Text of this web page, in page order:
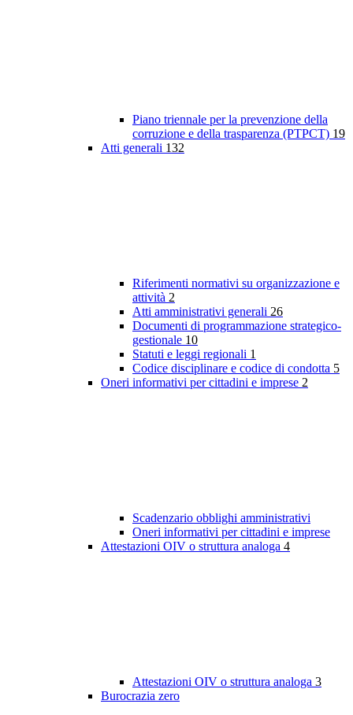
Piano triennale per la prevenzione della
corruzione e della trasparenza (PTPCT) 19
Atti generali 132
Riferimenti normativi su organizzazione e
attività 2
Atti amministrativi generali 26
Documenti di programmazione strategico-
gestionale 10
Statuti e leggi regionali 1
Codice disciplinare e codice di condotta 5
Oneri informativi per cittadini e imprese 2
Scadenzario obblighi amministrativi
Oneri informativi per cittadini e imprese
Attestazioni OIV o struttura analoga 4
Attestazioni OIV o struttura analoga 3
Burocrazia zero